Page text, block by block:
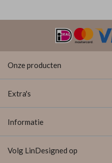
Onze producten
Extra's
Informatie
Volg LinDesigned op